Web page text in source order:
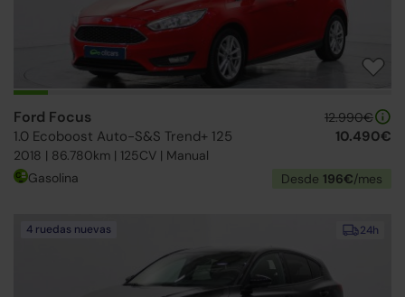
Ford Focus
1.0 Ecoboost Auto-S&S Trend+ 125
2018 | 86.780km | 125CV | Manual
12.990€
10.490€
Gasolina Desde 196€/mes
24h
4 ruedas nuevas